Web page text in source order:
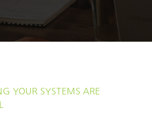
YOUR SYSTEMS ARE